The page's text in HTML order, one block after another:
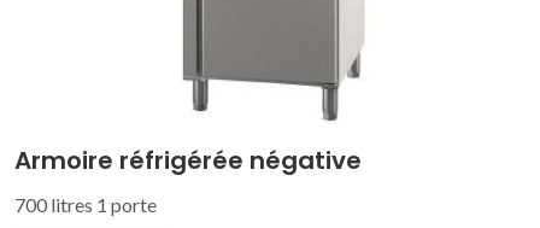
Armoire réfrigérée négative
700 litres 1 porte